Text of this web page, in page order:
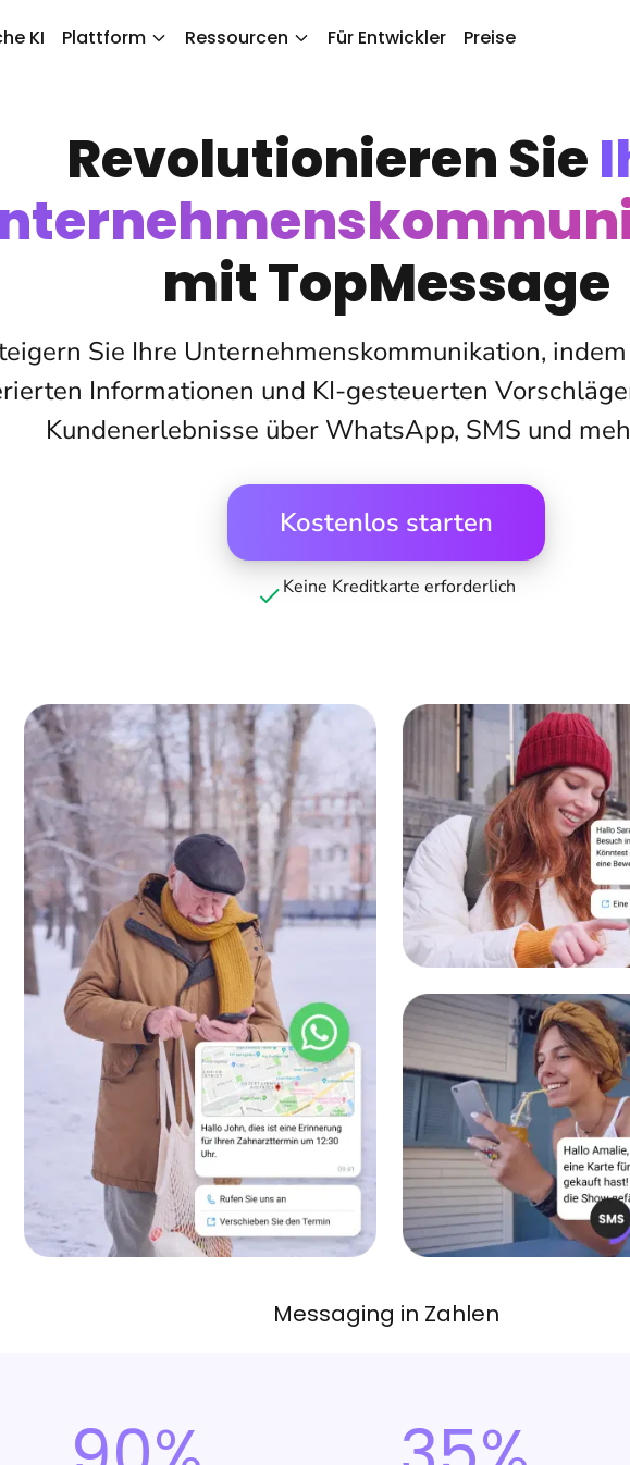
KI Plattform Ressourcen Für Entwickler Preise
Revolutionieren Sie
mit TopMessage
Sie Ihre Unternehmenskommunikation,
Informationen und KI-gesteuerten
Kundenerlebnisse über WhatsApp, SMS und
Kostenlos starten
Keine Kreditkarte erforderlich
Messaging in Zahlen